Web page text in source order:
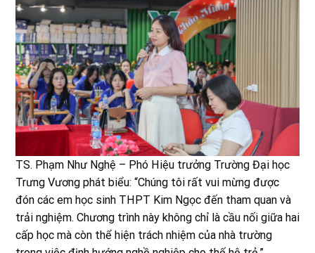
TS. Phạm Như Nghệ – Phó Hiệu trưởng Trường Đại học
Trưng Vương phát biểu: “Chúng tôi rất vui mừng được
đón các em học sinh THPT Kim Ngọc đến tham quan và
trải nghiệm. Chương trình này không chỉ là cầu nối giữa hai
cấp học mà còn thể hiện trách nhiệm của nhà trường